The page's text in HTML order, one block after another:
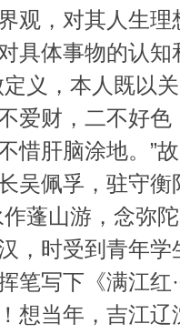
观，对其人生
具体事物的认
义，本人既以
爱财，二不好
惜肝脑涂地。”
吴佩孚，驻守
蓬山游，念弥
，时受到青年
笔写下《满江红
想当年，吉江